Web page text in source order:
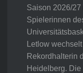
Saison 2026/
Spielerinnen
Letlow
Rekordhalterin
Heidelberg.